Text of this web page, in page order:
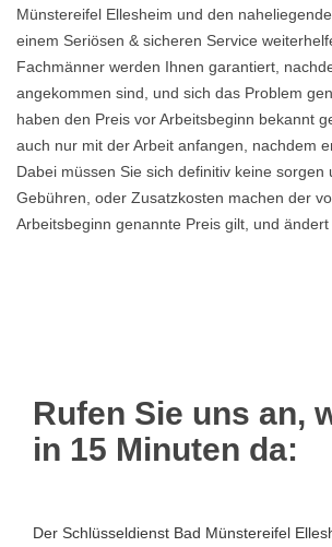
Münstereifel Ellesheim und den
einem Seriösen & sicheren Service
Fachmänner werden Ihnen garantiert,
angekommen sind, und sich das Problem
haben den Preis vor Arbeitsbeginn bekannt
auch nur mit der Arbeit anfangen, nachdem
Dabei müssen Sie sich definitiv keine sorgen
Gebühren, oder Zusatzkosten machen der
Arbeitsbeginn genannte Preis gilt, und ändert
Rufen Sie uns an,
in 15 Minuten da:
Der Schlüsseldienst Bad Münstereifel